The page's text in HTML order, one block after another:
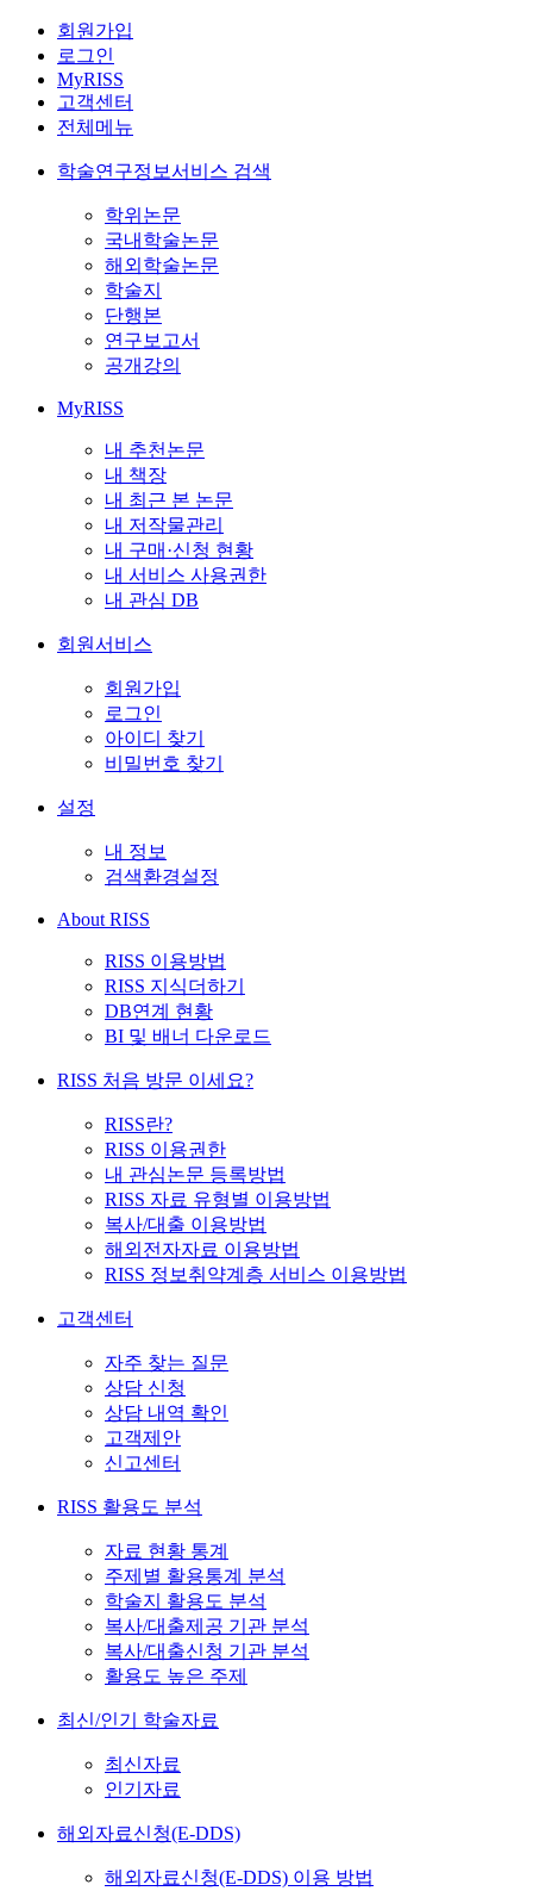
회원가입
로그인
MyRISS
고객센터
전체메뉴
학술연구정보서비스 검색
학위논문
국내학술논문
해외학술논문
학술지
단행본
연구보고서
공개강의
MyRISS
내 추천논문
내 책장
내 최근 본 논문
내 저작물관리
내 구매·신청 현황
내 서비스 사용권한
내 관심 DB
회원서비스
회원가입
로그인
아이디 찾기
비밀번호 찾기
설정
내 정보
검색환경설정
About RISS
RISS 이용방법
RISS 지식더하기
DB연계 현황
BI 및 배너 다운로드
RISS 처음 방문 이세요?
RISS란?
RISS 이용권한
내 관심논문 등록방법
RISS 자료 유형별 이용방법
복사/대출 이용방법
해외전자자료 이용방법
RISS 정보취약계층 서비스 이용방법
고객센터
자주 찾는 질문
상담 신청
상담 내역 확인
고객제안
신고센터
RISS 활용도 분석
자료 현황 통계
주제별 활용통계 분석
학술지 활용도 분석
복사/대출제공 기관 분석
복사/대출신청 기관 분석
활용도 높은 주제
최신/인기 학술자료
최신자료
인기자료
해외자료신청(E-DDS)
해외자료신청(E-DDS) 이용 방법